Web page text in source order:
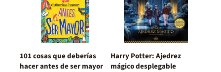
101 cosas que deberías
hacer antes de ser mayor
Harry Potter: Ajedrez
mágico desplegable